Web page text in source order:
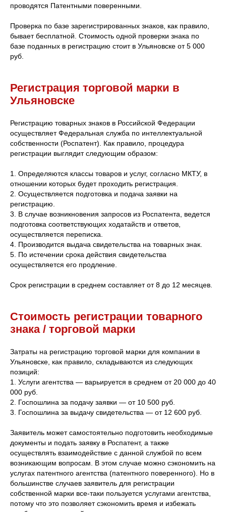
проводятся Патентными поверенными.
Проверка по базе зарегистрированных знаков, как правило,
бывает бесплатной. Стоимость одной проверки знака по
базе поданных в регистрацию стоит в Ульяновске от 5 000
руб.
Регистрация торговой марки в
Ульяновске
Регистрацию товарных знаков в Российской Федерации
осуществляет Федеральная служба по интеллектуальной
собственности (Роспатент). Как правило, процедура
регистрации выглядит следующим образом:
1. Определяются классы товаров и услуг, согласно МКТУ, в
отношении которых будет проходить регистрация.
2. Осуществляется подготовка и подача заявки на
регистрацию.
3. В случае возникновения запросов из Роспатента, ведется
подготовка соответствующих ходатайств и ответов,
осуществляется переписка.
4. Производится выдача свидетельства на товарных знак.
5. По истечении срока действия свидетельства
осуществляется его продление.
Срок регистрации в среднем составляет от 8 до 12 месяцев.
Стоимость регистрации товарного
знака / торговой марки
Затраты на регистрацию торговой марки для компании в
Ульяновске, как правило, складываются из следующих
позиций:
1. Услуги агентства — варьируется в среднем от 20 000 до 40
000 руб.
2. Госпошлина за подачу заявки — от 10 500 руб.
3. Госпошлина за выдачу свидетельства — от 12 600 руб.
Заявитель может самостоятельно подготовить необходимые
документы и подать заявку в Роспатент, а также
осуществлять взаимодействие с данной службой по всем
возникающим вопросам. В этом случае можно сэкономить на
услугах патентного агентства (патентного поверенного). Но в
большинстве случаев заявитель для регистрации
собственной марки все-таки пользуется услугами агентства,
потому что это позволяет сэкономить время и избежать